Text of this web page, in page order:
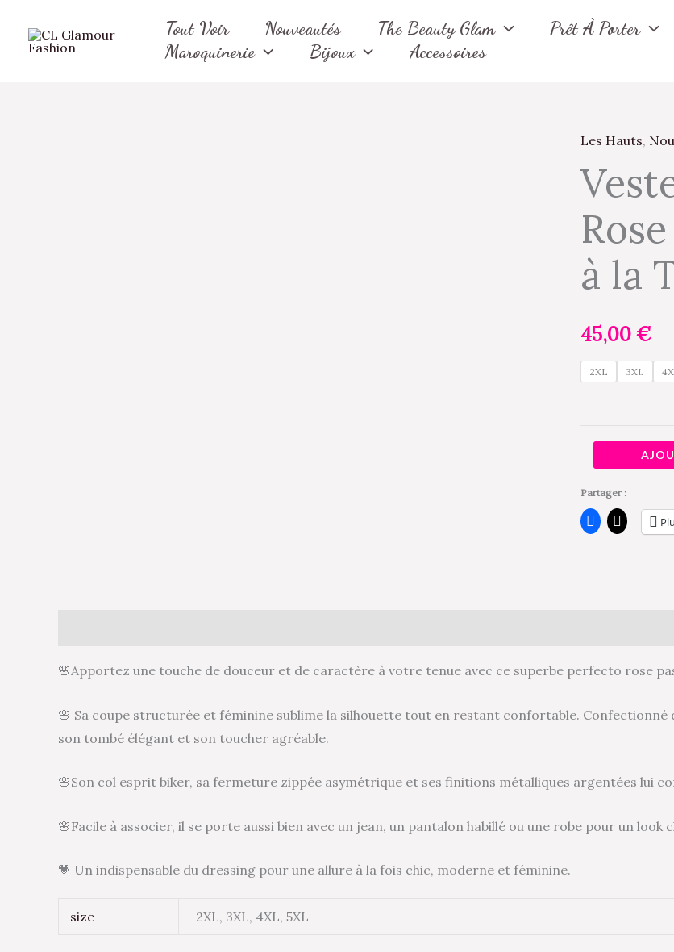
contenu
Tout Voir Nouveautés The Beauty Glam
Prêt À Porter
Maroquinerie
Bijoux Accessoires
Les Hauts,
à la
45,00€
2XL 3XL
quantité
de
Veste
style
perfecto
Rose
-
la
T5XL
Partager :
🌸Apportez une touche de douceur et de caractère à votre tenue avec ce superbe perfecto rose
🌸 Sa coupe structurée et féminine sublime la silhouette tout en restant confortable.
son tombé élégant et son toucher agréable.
🌸Son col esprit biker, sa fermeture zippée asymétrique et ses finitions métalliques argentées lui
🌸Facile à associer, il se porte aussi bien avec un jean, un pantalon habillé ou une robe pour un look
💗 Un indispensable du dressing pour une allure à la fois chic, moderne et féminine.
size 2XL, 3XL, 4XL, 5XL